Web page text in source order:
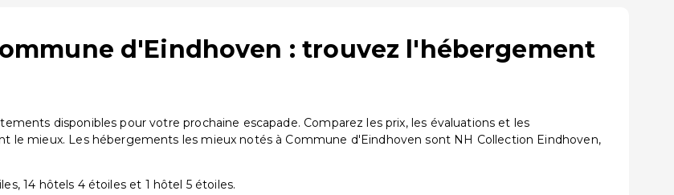
d'Eindhoven : trouvez l'hébergement
disponibles pour votre prochaine escapade. Comparez les prix, les évaluations et les
mieux. Les hébergements les mieux notés à Commune d'Eindhoven sont NH Collection Eindhoven,
14 hôtels 4 étoiles et 1 hôtel 5 étoiles.